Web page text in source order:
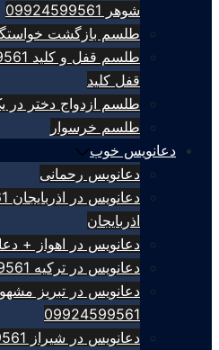
شوهر 09924599561
طلسم بازگشت خواستگار
قفل کلید
طلسم ازدواج دختر در یک هفته
طلسم خرسوار
دعانویس خوب
دعانویس رحمانی
اذربایجان
دعانویس در اهواز + دعانویس
دعانویس در ترکیه 09924599561 + دعانویس ترکیه
دعانویس در تبریز
09924599561